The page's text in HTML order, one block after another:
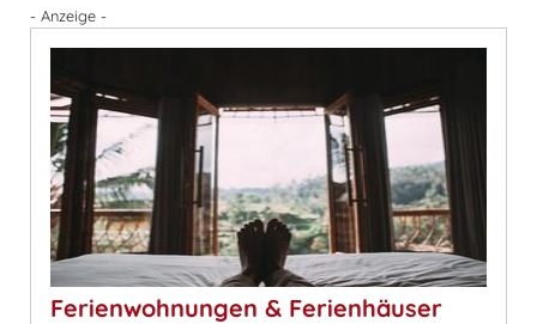
- Anzeige -
Ferienwohnungen & Ferienhäuser